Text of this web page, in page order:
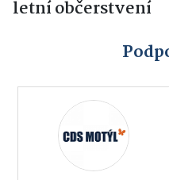
letní občerstvení